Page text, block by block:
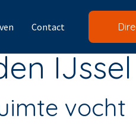
Contact
IJssel
vocht